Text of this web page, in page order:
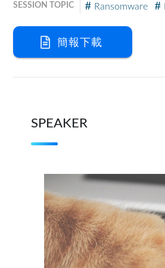
SESSION TOPIC Ransomware
簡報下載
SPEAKER